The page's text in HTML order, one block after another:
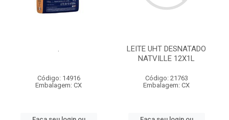
.
Código: 14916
Embalagem: CX
LEITE UHT DESNATADO
NATVILLE 12X1L
Código: 21763
Embalagem: CX